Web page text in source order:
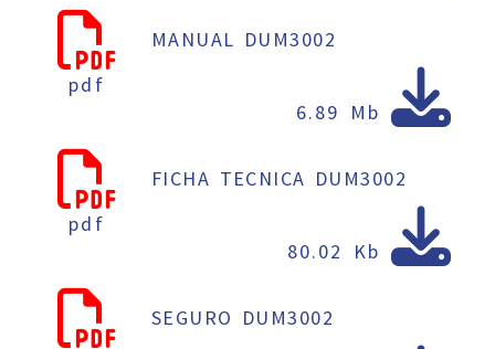
pdf
MANUAL DUM3002
6.89 Mb
pdf
FICHA TECNICA DUM3002
80.02 Kb
SEGURO DUM3002